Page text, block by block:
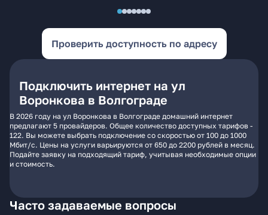
Проверить доступность по адресу
Подключить интернет на ул
Воронкова в Волгограде
В 2026 году на ул Воронкова в Волгограде домашний интернет
предлагают 5 провайдеров. Общее количество доступных тарифов -
122. Вы можете выбрать подключение со скоростью от 100 до 1000
Мбит/с. Цены на услуги варьируются от 650 до 2200 рублей в месяц.
Подайте заявку на подходящий тариф, учитывая необходимые опции
и стоимость.
Часто задаваемые вопросы